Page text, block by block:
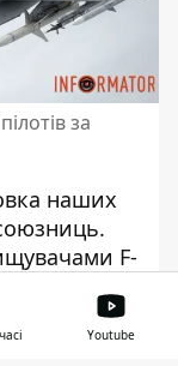
за
наших
F-
і на
'явитися
Youtube